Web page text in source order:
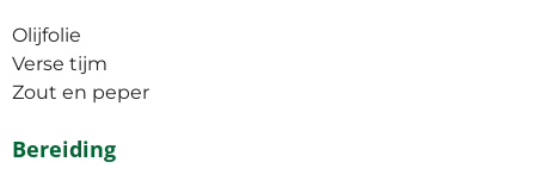
Olijfolie
Verse tijm
Zout en peper
Bereiding